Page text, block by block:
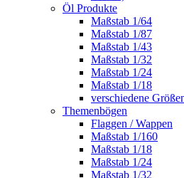
Öl Produkte
Maßstab 1/64
Maßstab 1/87
Maßstab 1/43
Maßstab 1/32
Maßstab 1/24
Maßstab 1/18
verschiedene
Themenbögen
Flaggen / Wappen
Maßstab 1/160
Maßstab 1/18
Maßstab 1/24
Maßstab 1/32